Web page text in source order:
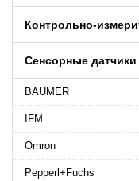
Контрольно-
Сенсорные датчики
BAUMER
IFM
Omron
Pepperl+Fuchs